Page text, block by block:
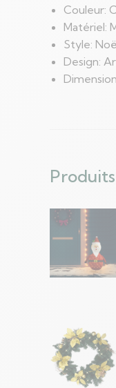
Couleur:
Matériel:
Style:
Design: